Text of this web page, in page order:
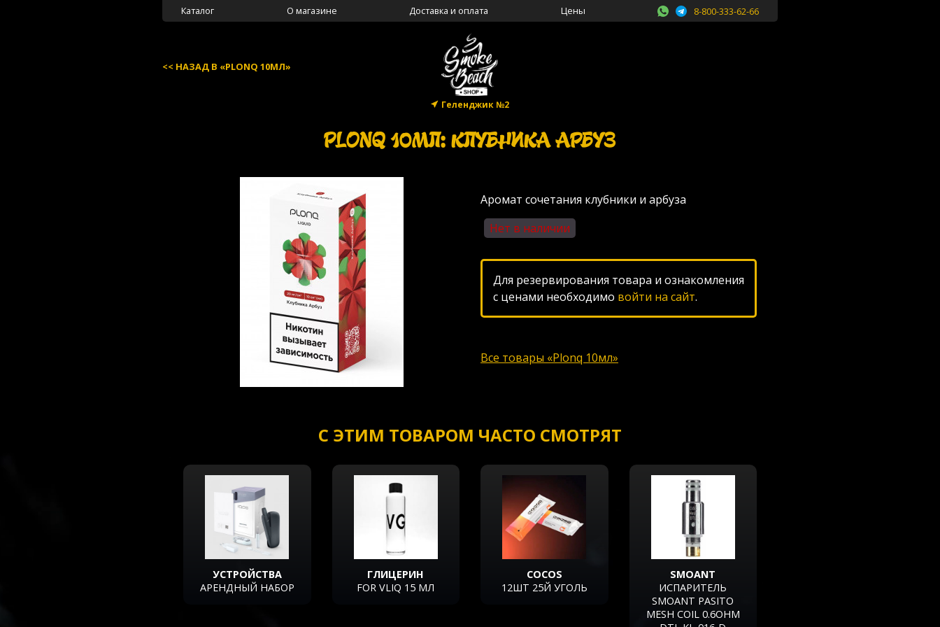
Каталог О магазине Доставка и оплата Цены 8-800-333-62-66
НАЗАД В «PLONQ 10МЛ»
Геленджик №2
PLONQ 10МЛ: КЛУБНИКА АРБУЗ
Аромат сочетания клубники и арбуза
Нет в наличии
Для резервирования товара и ознакомления
с ценами необходимо войти на сайт.
Все товары «Plonq 10мл»
С ЭТИМ ТОВАРОМ ЧАСТО СМОТРЯТ
УСТРОЙСТВА
АРЕНДНЫЙ НАБОР
ГЛИЦЕРИН
FOR VLIQ 15 МЛ
COCOS
12ШТ 25Й УГОЛЬ
SMOANT
ИСПАРИТЕЛЬ
SMOANT PASITO
MESH COIL 0.6OHM